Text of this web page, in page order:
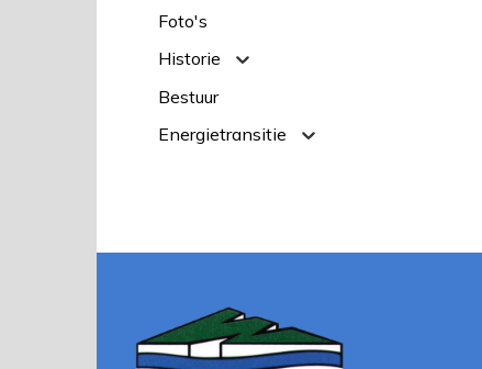
Foto's
Historie
Bestuur
Energietransitie